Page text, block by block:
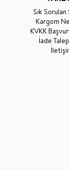
Sık
Kargom
KVKK
İade